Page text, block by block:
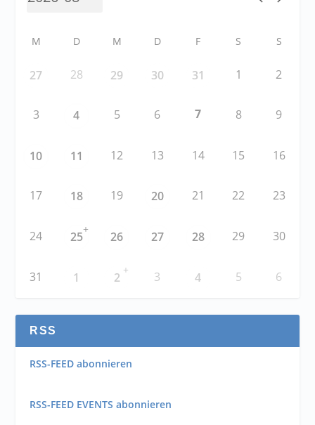
M D M D F S S
27 28 29 30 31 1 2
3 4 5 6 7 8 9
10 11 12 13 14 15 16
17 18 19 20 21 22 23
24 25
+
26 27 28 29 30
31 1 2
+ 3 4 5 6
RSS
RSS-FEED abonnieren
RSS-FEED EVENTS abonnieren